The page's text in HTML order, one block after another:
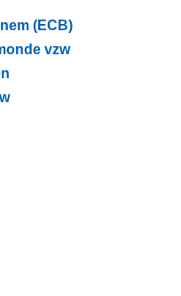
(ECB)
vzw